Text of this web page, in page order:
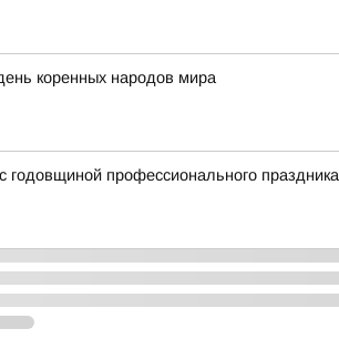
коренных народов мира
профессионального праздника